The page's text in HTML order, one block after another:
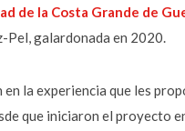
de la Costa Grande de
Pel, galardonada en 2020.
la experiencia que les
que iniciaron el proyecto